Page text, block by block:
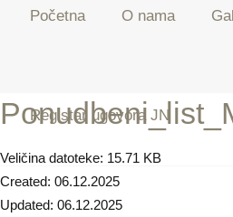
Početna O nama
Registar ugovora JN
Veličina datoteke: 15.71 KB
Created: 06.12.2025
Updated: 06.12.2025